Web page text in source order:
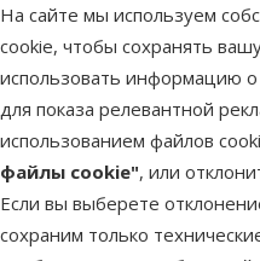
На сайте мы используем
cookie, чтобы сохранять
использовать информацию
для показа релевантной
использованием файлов
файлы cookie", или
Если вы выберете
сохраним только
Лестница
собак –
Steps, light
grey, 54 x
39 см
Цена
39,99 €
В наличии
Бесплатная